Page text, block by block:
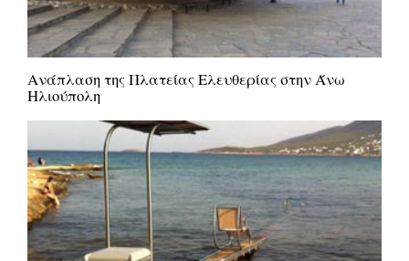
Ανάπλαση της Πλατείας Ελευθερίας στην Άνω
Ηλιούπολη